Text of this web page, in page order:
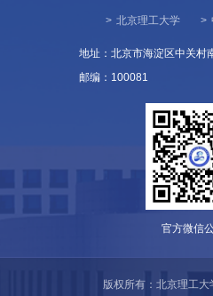
> 北京理工大学 >
地址：北京市海淀区中关村
邮编：100081
官方微信
版权所有：北京理工